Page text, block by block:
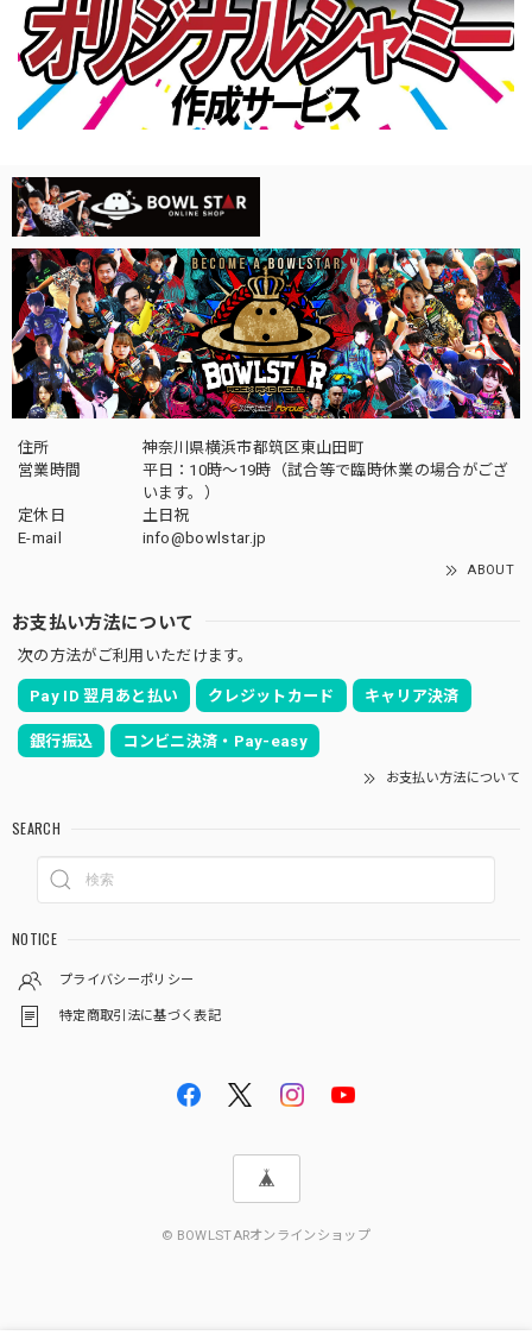
住所
神奈川県横浜市都筑区東山田町
営業時間
平日：10時～19時（試合等で臨時休業の場合がござ
います。）
定休日
土日祝
E-mail
info@bowlstar.jp
ABOUT
お支払い方法について
次の方法がご利用いただけます。
Pay ID 翌月あと払い クレジットカード キャリア決済
銀行振込 コンビニ決済・Pay-easy
お支払い方法について
SEARCH
NOTICE
プライバシーポリシー
特定商取引法に基づく表記
© BOWLSTARオンラインショップ